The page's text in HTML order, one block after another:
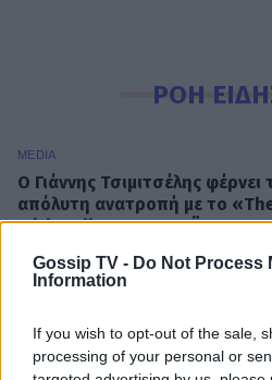
Gossip TV - Do Not Process
Information
If you wish to opt-out of the sale,
processing of your personal or
ΡΟΗ
MEDIA
Ο Γιάννης Τσιμιτσέλης φέρνει
απόλυτη ανατροπή με το
With Balls» στον ΣΚΑΪ
Γιάννης Στάνκογλου:
από το παρελθόν με μακρύ